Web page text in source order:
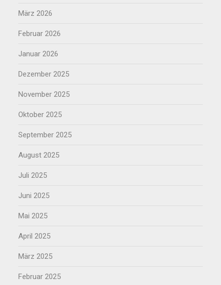
März 2026
Februar 2026
Januar 2026
Dezember 2025
November 2025
Oktober 2025
September 2025
August 2025
Juli 2025
Juni 2025
Mai 2025
April 2025
März 2025
Februar 2025